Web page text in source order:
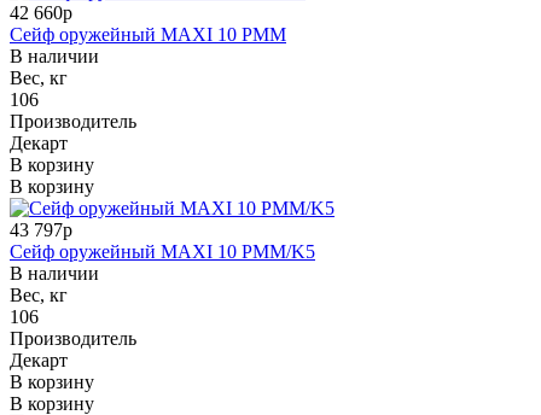
42 660р
Сейф оружейный MAXI 10 PMM
В наличии
Вес, кг
106
Производитель
Декарт
В корзину
В корзину
43 797р
Сейф оружейный MAXI 10 PMM/K5
В наличии
Вес, кг
106
Производитель
Декарт
В корзину
В корзину